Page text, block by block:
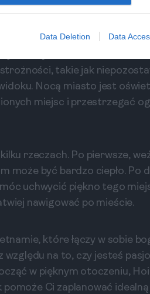
Data Deletion Data
miejsc do odwiedzenia w
takie jak
Nocą miasto jest
miejsc i przestrzegać
rzeczach. Po pierwsze,
może być bardzo ciepło. Po
uchwycić piękno tego
nawigować po mieście.
które łączy w sobie
względu na to, czy jesteś
w pięknym otoczeniu, Hoi
Ci zaplanować